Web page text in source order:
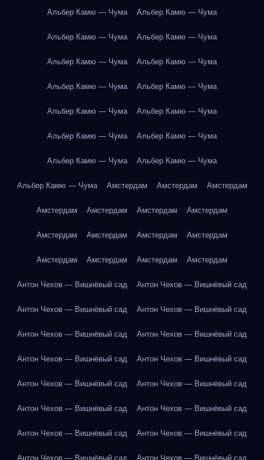
Альбер Камю — Чума Альбер Камю — Чума
Альбер Камю — Чума Альбер Камю — Чума
Альбер Камю — Чума Альбер Камю — Чума
Альбер Камю — Чума Альбер Камю — Чума
Альбер Камю — Чума Альбер Камю — Чума
Альбер Камю — Чума Альбер Камю — Чума
Альбер Камю — Чума Альбер Камю — Чума
Альбер Камю — Чума Амстердам Амстердам Амстердам
Амстердам Амстердам Амстердам Амстердам
Амстердам Амстердам Амстердам Амстердам
Амстердам Амстердам Амстердам Амстердам
Антон Чехов — Вишнёвый сад Антон Чехов — Вишнёвый сад
Антон Чехов — Вишнёвый сад Антон Чехов — Вишнёвый сад
Антон Чехов — Вишнёвый сад Антон Чехов — Вишнёвый сад
Антон Чехов — Вишнёвый сад Антон Чехов — Вишнёвый сад
Антон Чехов — Вишнёвый сад Антон Чехов — Вишнёвый сад
Антон Чехов — Вишнёвый сад Антон Чехов — Вишнёвый сад
Антон Чехов — Вишнёвый сад Антон Чехов — Вишнёвый сад
Антон Чехов — Вишнёвый сад Антон Чехов — Вишнёвый сад